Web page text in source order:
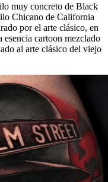
muy concreto de Black
Chicano de California
por el arte clásico, en
esencia cartoon mezclado
al arte clásico del viejo